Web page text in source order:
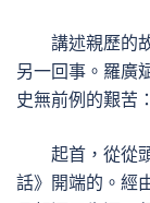
講述親歷的
另一回事。羅廣
史無前例的艱苦：
起首，從從
話》開端的。經